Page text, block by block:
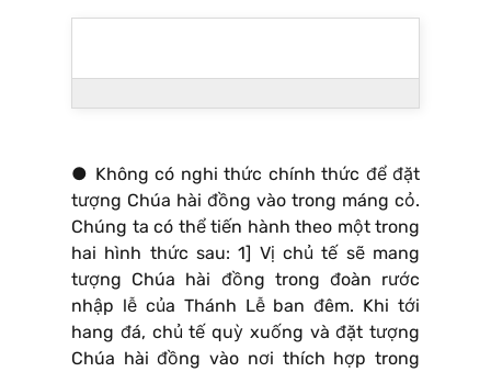
● Không có nghi thức chính thức để đặt
tượng Chúa hài đồng vào trong máng cỏ.
Chúng ta có thể tiến hành theo một trong
hai hình thức sau: 1] Vị chủ tế sẽ mang
tượng Chúa hài đồng trong đoàn rước
nhập lễ của Thánh Lễ ban đêm. Khi tới
hang đá, chủ tế quỳ xuống và đặt tượng
Chúa hài đồng vào nơi thích hợp trong